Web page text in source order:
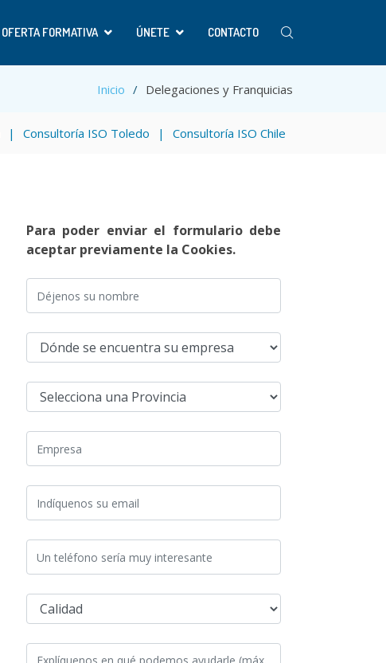
OFERTA FORMATIVA ÚNETE CONTACTO
Inicio Delegaciones y Franquicias
Consultoría ISO Toledo Consultoría ISO Chile
Para poder enviar el formulario debe
aceptar previamente la Cookies.